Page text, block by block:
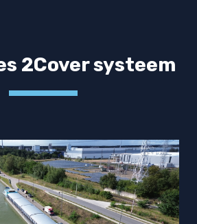
2Cover systeem